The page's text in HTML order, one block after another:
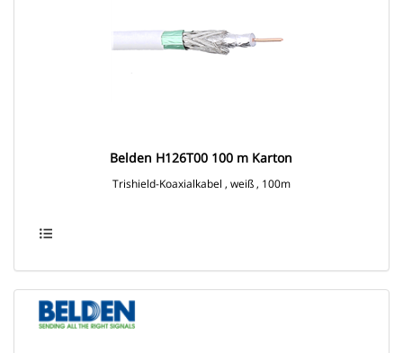
Belden H126T00 100 m Karton
Trishield-Koaxialkabel , weiß , 100m